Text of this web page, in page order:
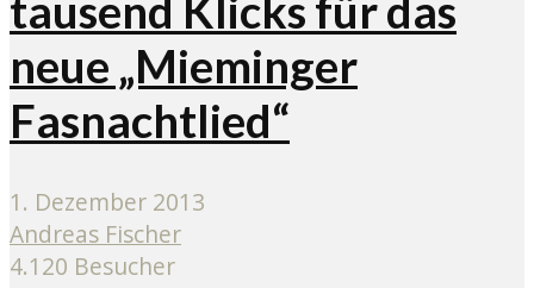
tausend Klicks für das
neue „Mieminger
Fasnachtlied“
1. Dezember 2013
Andreas Fischer
4.120 Besucher